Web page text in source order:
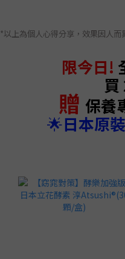
*以上為個人心得分享，效果因人而
限今日!
買
贈 保養
🌟日本原